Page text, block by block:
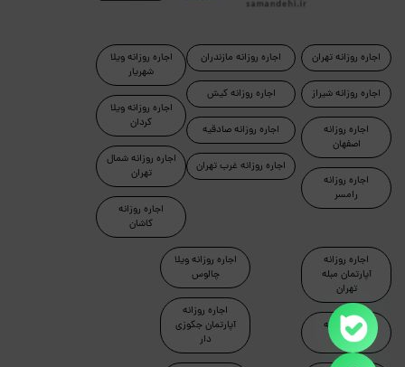
اجاره روزانه تهران
اجاره روزانه شیراز
اجاره روزانه
اصفهان
اجاره روزانه
رامسر
اجاره روزانه مازندران
اجاره روزانه کیش
اجاره روزانه صادقیه
اجاره روزانه غرب تهران
اجاره روزانه ویلا
شهریار
اجاره روزانه ویلا
کردان
اجاره روزانه شمال
تهران
اجاره روزانه
کاشان
اجاره روزانه
آپارتمان مبله
تهران
اجاره روزانه
ماسال
اجاره روزانه ویلا
چالوس
اجاره روزانه
آپارتمان جکوزی
دار